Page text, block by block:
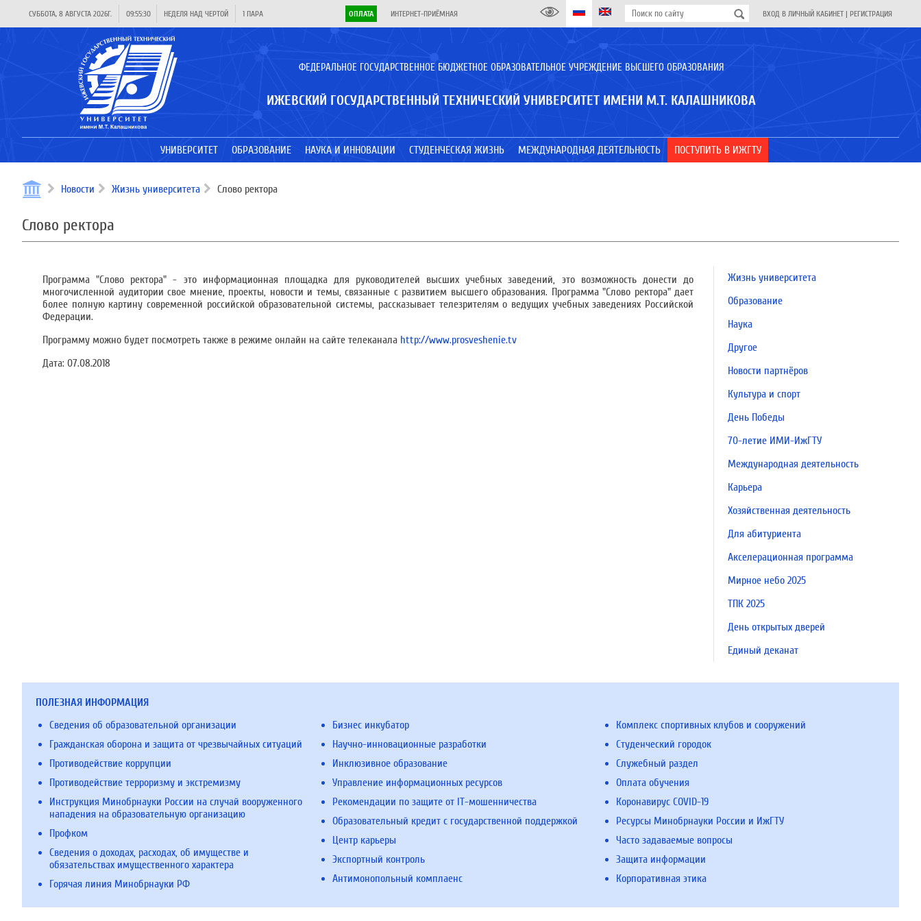
СУББОТА, 8 АВГУСТА 2026Г. 09:55:30 НЕДЕЛЯ НАД ЧЕРТОЙ 1 ПАРА ОПЛАТА ИНТЕРНЕТ-ПРИЁМНАЯ ВХОД В ЛИЧНЫЙ КАБИНЕТ | РЕГИСТРАЦИЯ
ФЕДЕРАЛЬНОЕ ГОСУДАРСТВЕННОЕ БЮДЖЕТНОЕ ОБРАЗОВАТЕЛЬНОЕ УЧРЕЖДЕНИЕ ВЫСШЕГО ОБРАЗОВАНИЯ
ИЖЕВСКИЙ ГОСУДАРСТВЕННЫЙ ТЕХНИЧЕСКИЙ УНИВЕРСИТЕТ ИМЕНИ М.Т. КАЛАШНИКОВА
УНИВЕРСИТЕТ ОБРАЗОВАНИЕ НАУКА И ИННОВАЦИИ СТУДЕНЧЕСКАЯ ЖИЗНЬ МЕЖДУНАРОДНАЯ ДЕЯТЕЛЬНОСТЬ ПОСТУПИТЬ В ИЖГТУ
Новости Жизнь университета Слово ректора
Слово ректора
Программа "Слово ректора" - это информационная площадка для руководителей высших учебных заведений, это возможность донести до
многочисленной аудитории свое мнение, проекты, новости и темы, связанные с развитием высшего образования. Программа "Слово ректора" дает
более полную картину современной российской образовательной системы, рассказывает телезрителям о ведущих учебных заведениях Российской
Федерации.
Программу можно будет посмотреть также в режиме онлайн на сайте телеканала http://www.prosveshenie.tv
Дата: 07.08.2018
Жизнь университета
Образование
Наука
Другое
Новости партнёров
Культура и спорт
День Победы
70-летие ИМИ-ИжГТУ
Международная деятельность
Карьера
Хозяйственная деятельность
Для абитуриента
Акселерационная программа
Мирное небо 2025
ТПК 2025
День открытых дверей
Единый деканат
ПОЛЕЗНАЯ ИНФОРМАЦИЯ
Сведения об образовательной организации
Гражданская оборона и защита от чрезвычайных ситуаций
Противодействие коррупции
Противодействие терроризму и экстремизму
Инструкция Минобрнауки России на случай вооруженного
нападения на образовательную организацию
Профком
Сведения о доходах, расходах, об имуществе и
обязательствах имущественного характера
Горячая линия Минобрнауки РФ
Бизнес инкубатор
Научно-инновационные разработки
Инклюзивное образование
Управление информационных ресурсов
Рекомендации по защите от IT-мошенничества
Образовательный кредит с государственной поддержкой
Центр карьеры
Экспортный контроль
Антимонопольный комплаенс
Комплекс спортивных клубов и сооружений
Студенческий городок
Служебный раздел
Оплата обучения
Коронавирус COVID-19
Ресурсы Минобрнауки России и ИжГТУ
Часто задаваемые вопросы
Защита информации
Корпоративная этика